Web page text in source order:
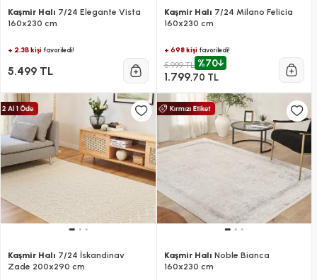
Kaşmir Halı 7/24 Elegante Vista
160x230 cm
+ 2.3B kişi favoriledi!
5.499 TL
Kaşmir Halı 7/24 Milano Felicia
160x230 cm
+ 698 kişifavoriledi!
5.999 TL %70
1.799,70 TL
Kaşmir Halı 7/24 İskandinav
Zade 200x290 cm
Kaşmir Halı Noble Bianca
160x230 cm